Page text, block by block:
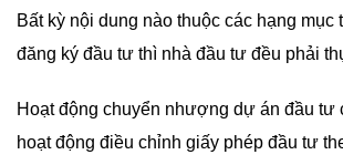
Bất kỳ nội dung nào thuộc các hạng
đăng ký đầu tư thì nhà đầu tư đều phải
Hoạt động chuyển nhượng dự án đầu tư
hoạt động điều chỉnh giấy phép đầu tư